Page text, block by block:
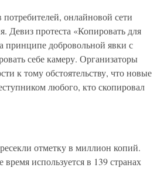
онлайновой сети
Девиз протеста «Копировать для
принципе добровольной явки с
себе камеру. Организаторы
к тому обстоятельству, что новые
любого, кто скопировал
отметку в миллион копий.
используется в 139 странах